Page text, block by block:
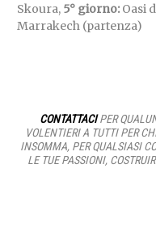
Skoura, 5° giorno: Oasi
Marrakech (partenza)
CONTATTACIPER
VOLENTIERI A TUTTI PER
INSOMMA, PER QUALSIASI
LE TUE PASSIONI,